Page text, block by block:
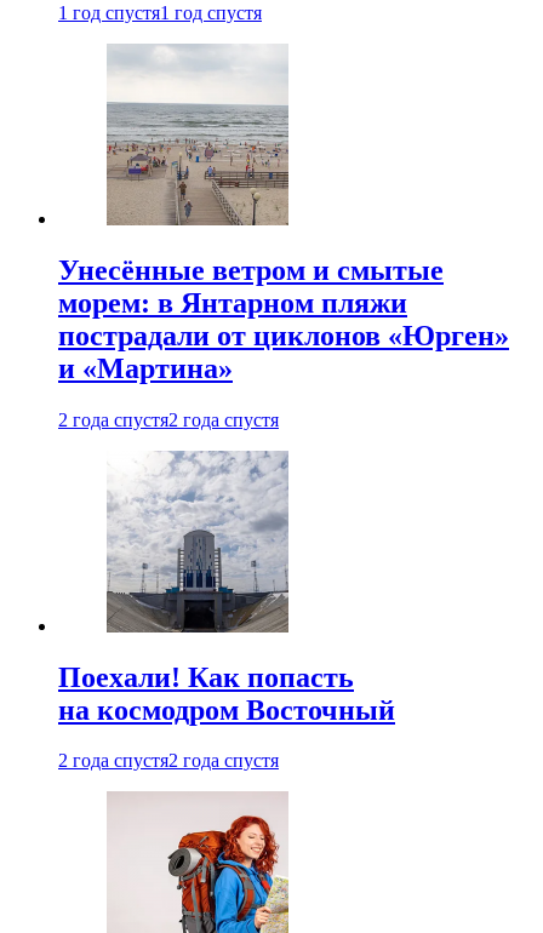
1 год спустя1 год спустя
Унесённые ветром и смытые
морем: в Янтарном пляжи
пострадали от циклонов «Юрген»
и «Мартина»
2 года спустя2 года спустя
Поехали! Как попасть
на космодром Восточный
2 года спустя2 года спустя